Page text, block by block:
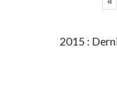
2015 :